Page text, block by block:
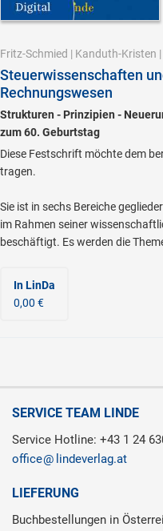
Fritz-Schmied | Kanduth-Kristen |
Steuerwissenschaften
Rechnungswesen
Strukturen - Prinzipien -
zum 60. Geburtstag
Diese Festschrift möchte dem
tragen.
Sie ist in sechs Bereiche
im Rahmen seiner
beschäftigt. Es werden die
In LinDa
0,00 €
SERVICE TEAM LINDE
Service Hotline: +43 1 24
office
lindeverlag.at
LIEFERUNG
Buchbestellungen in